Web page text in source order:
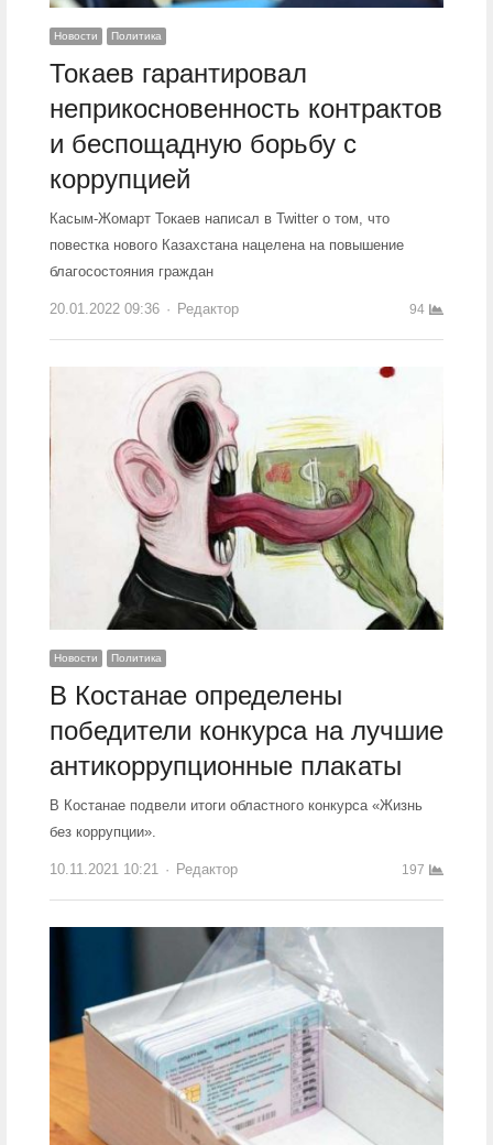
Новости Политика
Токаев гарантировал
неприкосновенность контрактов
и беспощадную борьбу с
коррупцией
Касым-Жомарт Токаев написал в Twitter о том, что
повестка нового Казахстана нацелена на повышение
благосостояния граждан
20.01.2022 09:36 Author
Редактор 94
Новости Политика
В Костанае определены
победители конкурса на лучшие
антикоррупционные плакаты
В Костанае подвели итоги областного конкурса «Жизнь
без коррупции».
10.11.2021 10:21 Author
Редактор 197